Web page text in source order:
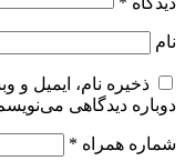
ذخیره نام، ایمیل و
دیدگاهی می‌نویسم.
همراه *